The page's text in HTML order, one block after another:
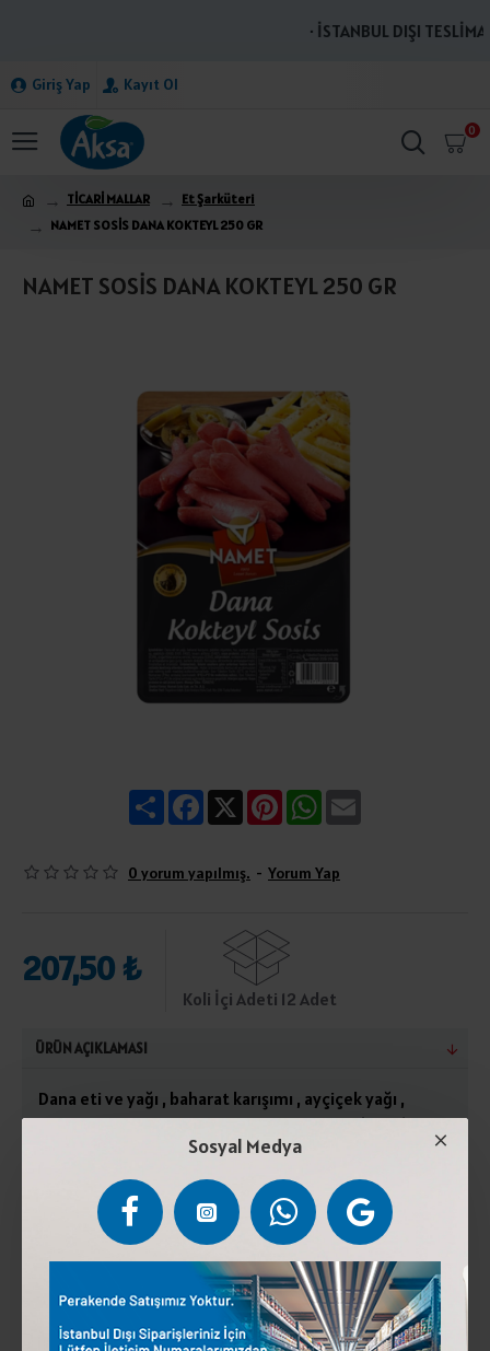
Sosyal Medya
· İSTANBUL DIŞI
Giriş Yap Kayıt Ol
0
TİCARİ MALLAR
Et Şarküteri
NAMET SOSİS DANA KOKTEYL 250 GR
NAMET SOSİS DANA KOKTEYL 250 GR
ShareFacebook
X PinterestWhatsApp
0 yorum yapılmış. - Yorum Yap
207,50 ₺
Koli İçi Adeti 12 Adet
ÜRÜN AÇIKLAMASI
Dana eti ve yağı , baharat karışımı , ayçiçek yağı ,
patates nişastası , tuz , su , kıvam arttırıcı (E407) ,
doğal tütsü aroma vericisi , sarımsak , stabilizör (E450
, E452) , antioksidan (E316) , koruyucu (E250) , soya
proteini , süt proteini , renklendi rici (E120) ve
ambalajlama gazı (azot , karbon dioksit)0°C / +4°Cde
muhafaza Ediniz. Son tüketim tarihi ambalajı açılmadığı
sürece geçerlidir. Soya proteini ve süt ürünü içerir